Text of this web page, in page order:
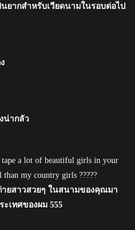
ากสำหรับเวียดนามในรอบต่อไป
น่ากลัว
a lot of beautiful girls in your
than my country girls ?????
ายสาวสวยๆ ในสนามของคุณมา
ะเทศของผม 555